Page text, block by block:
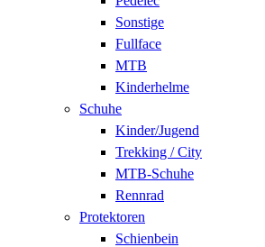
Sonstige
Fullface
MTB
Kinderhelme
Schuhe
Kinder/Jugend
Trekking / City
MTB-Schuhe
Rennrad
Protektoren
Schienbein